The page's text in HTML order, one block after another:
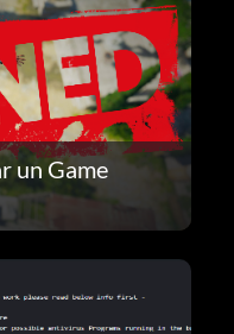
un Game